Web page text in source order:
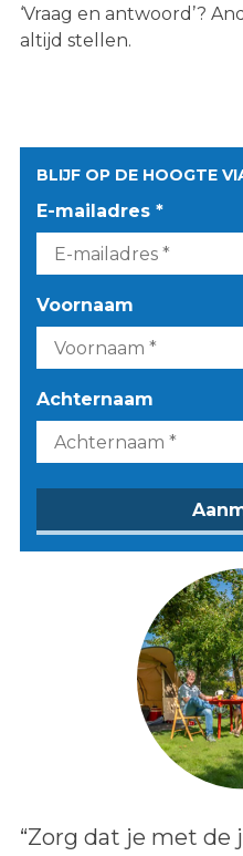
‘Vraag en antwoord’?
altijd stellen.
BLIJF OP DE HOOGTE
E-mailadres *
Voornaam
Achternaam
Lees het bericht:
“Zorg dat je met de